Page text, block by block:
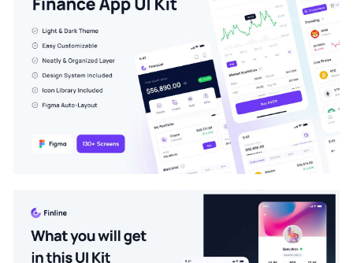
整套电影视频APP UI素材 XD源文件
2020-11-24
Animax-动漫视频app用户界面设计Figma素材 2023-05-27
商业插画和营销插画设计素材
2023-05-28
app dashboard（数据仪表盘）ui .sketch素材 2021-01-13
Finance-金融3D插画设计素材
2024-12-01